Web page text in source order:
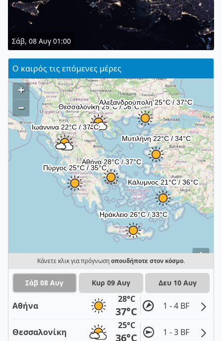
Σάβ, 08 Αυγ 01:00
Ο καιρός τις επόμενες μέρες
i
+
–
Κάνετε κλικ για πρόγνωσηοπουδήποτε στον κόσμο.
Σάβ 08 Αυγ Κυρ 09 Αυγ Δευ 10 Αυγ
Αθήνα
28°C
37°C 1 - 4 BF
Θεσσαλονίκη
25°C
36°C 1 - 3 BF